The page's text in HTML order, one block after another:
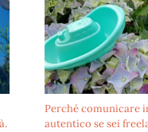
generativa: le tue
spazio e realtà.